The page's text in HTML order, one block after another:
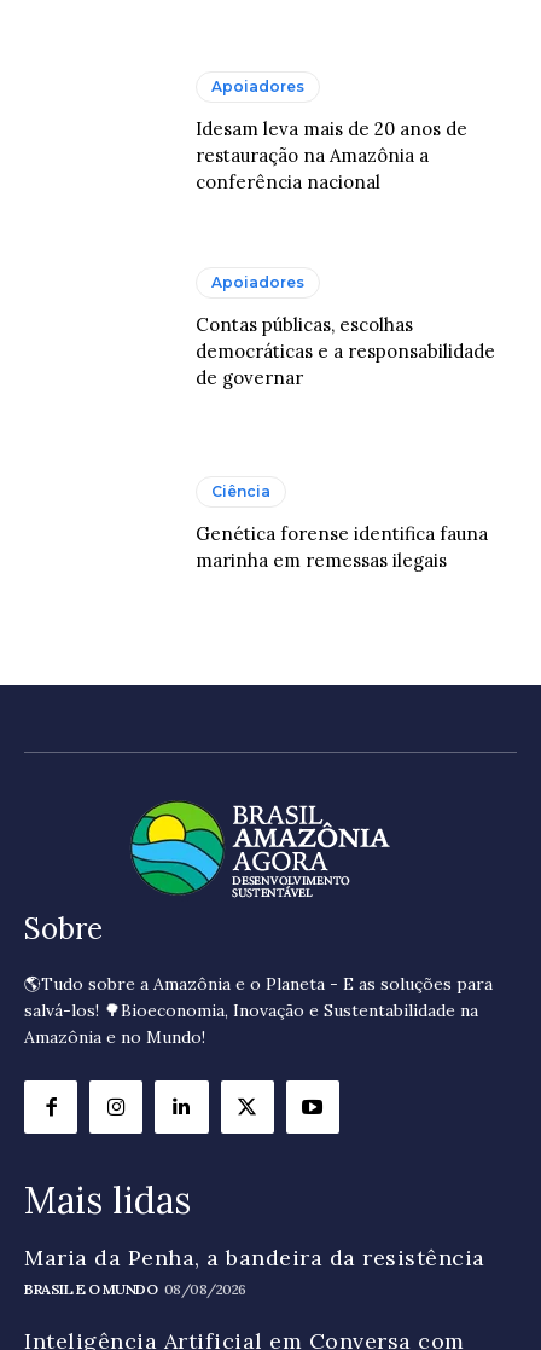
Apoiadores
Idesam leva mais de 20 anos de
restauração na Amazônia a
conferência nacional
Apoiadores
Contas públicas, escolhas
democráticas e a responsabilidade
de governar
Ciência
Genética forense identifica fauna
marinha em remessas ilegais
Sobre
🌎Tudo sobre a Amazônia e o Planeta - E as soluções para
salvá-los! 🌳Bioeconomia, Inovação e Sustentabilidade na
Amazônia e no Mundo!
Mais lidas
Maria da Penha, a bandeira da resistência
BRASIL E O MUNDO 08/08/2026
Inteligência Artificial em Conversa com